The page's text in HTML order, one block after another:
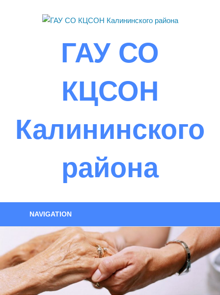
ГАУ СО
КЦСОН
Калининского
района
NAVIGATION